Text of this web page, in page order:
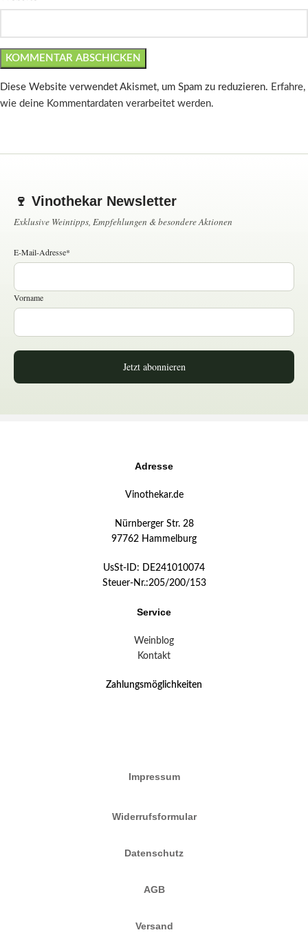
Diese Website verwendet Akismet, um Spam zu reduzieren. Erfahre,
wie deine Kommentardaten verarbeitet werden.
🍷 Vinothekar Newsletter
Exklusive Weintipps, Empfehlungen & besondere Aktionen
E-Mail-Adresse*
Vorname
Jetzt abonnieren
Adresse
Vinothekar.de
Nürnberger Str. 28
97762 Hammelburg
UsSt-ID: DE241010074
Steuer-Nr.:205/200/153
Service
Weinblog
Kontakt
Zahlungsmöglichkeiten
Impressum
Widerrufsformular
Datenschutz
AGB
Versand